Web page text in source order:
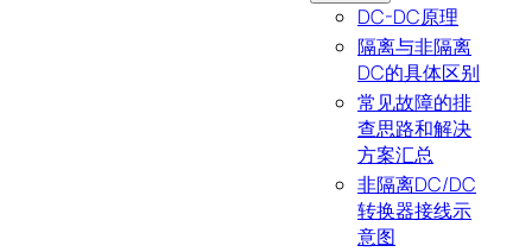
DC-DC原理
隔离与非隔离
DC的具体区别
常见故障的排
查思路和解决
方案汇总
非隔离DC/DC
转换器接线示
意图